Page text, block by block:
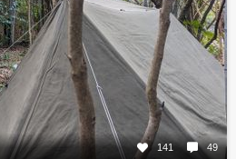
141 49